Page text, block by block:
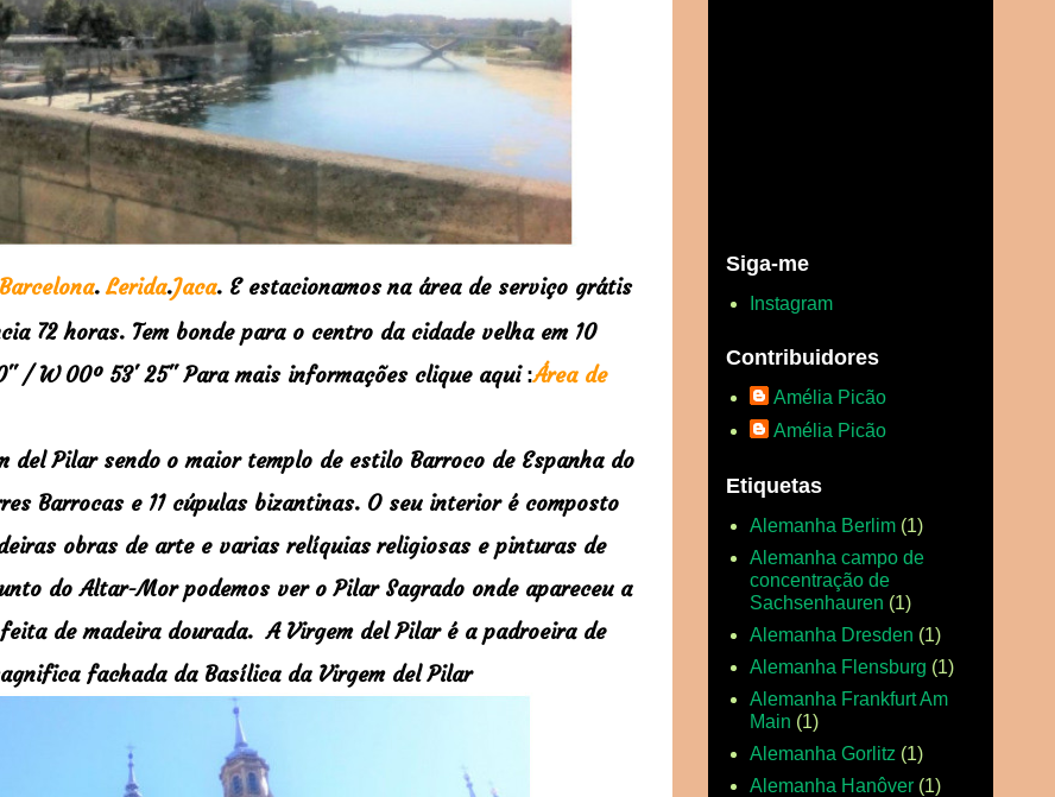
Barcelona.Lerida.Jaca. E estacionamosna área de serviço grátis
72 horas. Tem bonde para o centro da cidade velha em 10
/ W 00º 53' 25'' Para mais informações clique aqui :Área de
del Pilar sendo o maior templo de estilo Barroco de Espanha do
Barrocas e 11 cúpulas bizantinas. O seu interior é composto
obras de arte e varias relíquiasreligiosas e pinturas de
do Altar-Mor podemos ver o Pilar Sagrado onde apareceu a
de madeira dourada. A Virgem del Pilar é a padroeira de
fachada da Basílica da Virgem del Pilar
Siga-me
Instagram
Contribuidores
Amélia Picão
Amélia Picão
Etiquetas
Alemanha Berlim (1)
Alemanha campo de
concentração de
Sachsenhauren (1)
Alemanha Dresden (1)
Alemanha Flensburg (1)
Alemanha Frankfurt Am
Main (1)
Alemanha Gorlitz (1)
Alemanha Hanôver (1)